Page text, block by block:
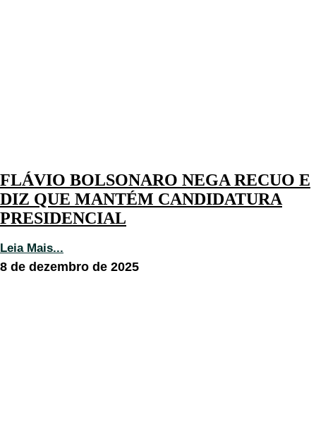
FLÁVIO BOLSONARO NEGA RECUO E
DIZ QUE MANTÉM CANDIDATURA
PRESIDENCIAL
Leia Mais...
8 de dezembro de 2025